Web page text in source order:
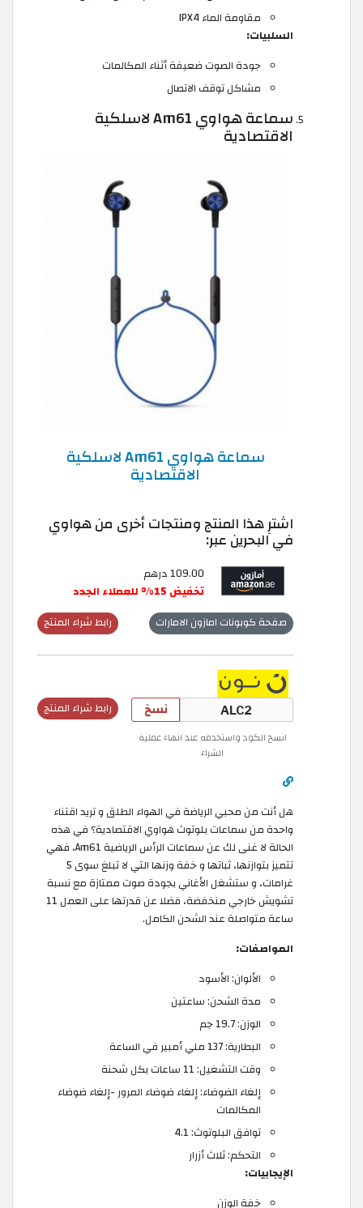
مقاومة الماء IPX4
السلبيات:
جودة الصوت ضعيفة أثناء المكالمات
مشاكل توقف الاتصال
سماعة هواوي Am61 لاسلكية
الاقتصادية
سماعة هواوي Am61 لاسلكية
الاقتصادية
اشترِ هذا المنتج ومنتجات أخرى من هواوي
في البحرين عبر:
109.00 درهم
تخفيض 15% للعملاء الجدد
رابط شراء المنتج صفحة كوبونات امازون الامارات
رابط شراء المنتج نسخ
انسخ الكود واستخدمه عند انهاء عملية
الشراء
هل أنت من محبي الرياضة في الهواء الطلق و تريد اقتناء
واحدة من سماعات بلوتوث هواوي الاقتصادية؟ في هذه
الحالة لا غنى لك عن سماعات الرأس الرياضية Am61، فهي
تتميز بتوازنها، ثباتها و خفة وزنها التي لا تبلغ سوى 5
غرامات، و ستشغل الأغاني بجودة صوت ممتازة مع نسبة
تشويش خارجي منخفضة، فضلا عن قدرتها على العمل 11
ساعة متواصلة عند الشحن الكامل.
المواصفات:
الألوان: الأسود
مدة الشحن: ساعتين
الوزن: 19.7 جم
البطارية: 137 ملي أمبير في الساعة
وقت التشغيل: 11 ساعات بكل شحنة
إلغاء الضوضاء: إلغاء ضوضاء المرور -إلغاء ضوضاء
المكالمات
توافق البلوتوث: 4.1
التحكم: ثلاث أزرار
الإيجابيات:
خفة الوزن